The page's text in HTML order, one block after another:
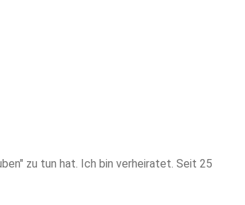
zu tun hat. Ich bin verheiratet. Seit 25